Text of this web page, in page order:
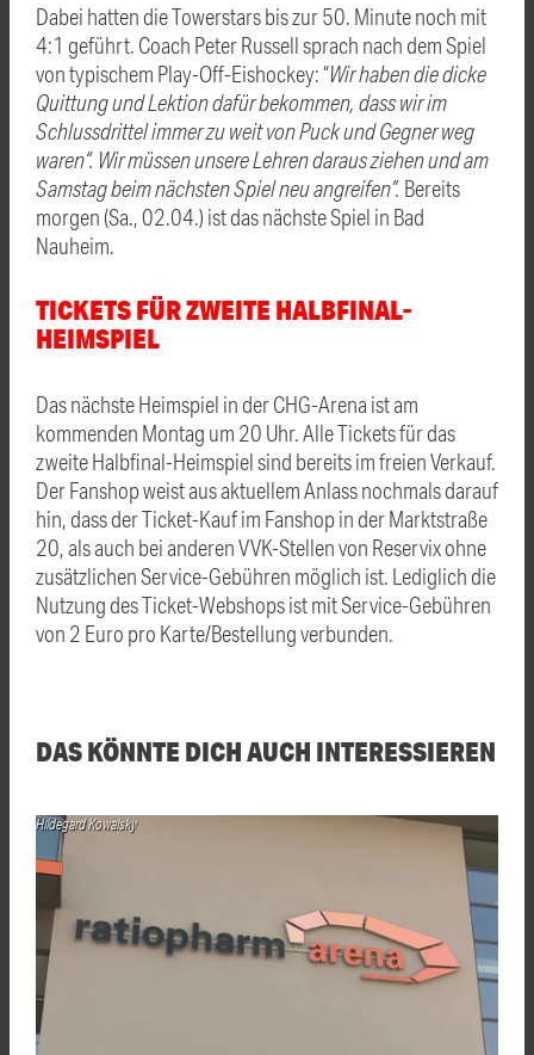
Dabei hatten die Towerstars bis zur 50. Minute noch mit
4:1 geführt. Coach Peter Russell sprach nach dem Spiel
von typischem Play-Off-Eishockey: “Wir haben die dicke
Quittung und Lektion dafür bekommen, dass wir im
Schlussdrittel immer zu weit von Puck und Gegner weg
waren“. Wir müssen unsere Lehren daraus ziehen und am
Samstag beim nächsten Spiel neu angreifen”. Bereits
morgen (Sa., 02.04.) ist das nächste Spiel in Bad
Nauheim.
TICKETS FÜR ZWEITE HALBFINAL-
HEIMSPIEL
Das nächste Heimspiel in der CHG-Arena ist am
kommenden Montag um 20 Uhr. Alle Tickets für das
zweite Halbfinal-Heimspiel sind bereits im freien Verkauf.
Der Fanshop weist aus aktuellem Anlass nochmals darauf
hin, dass der Ticket-Kauf im Fanshop in der Marktstraße
20, als auch bei anderen VVK-Stellen von Reservix ohne
zusätzlichen Service-Gebühren möglich ist. Lediglich die
Nutzung des Ticket-Webshops ist mit Service-Gebühren
von 2 Euro pro Karte/Bestellung verbunden.
DAS KÖNNTE DICH AUCH INTERESSIEREN
Hildegard Kowalsky